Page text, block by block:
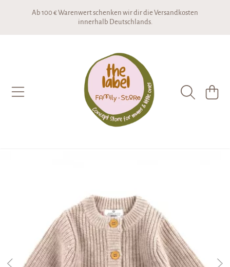
DIREKT ZUM INHALT
Ab 100 € Warenwert schenken wir dir die Versandkosten
innerhalb Deutschlands.